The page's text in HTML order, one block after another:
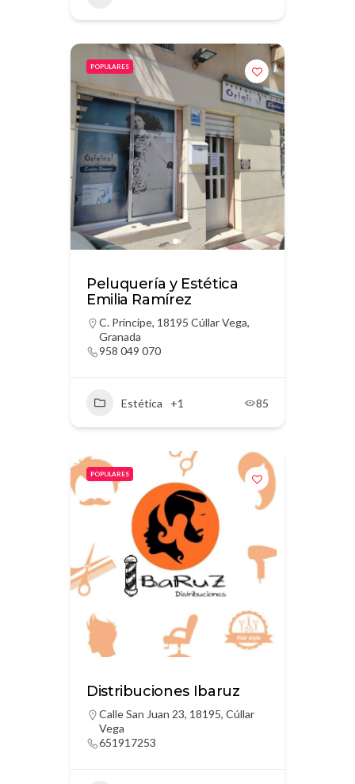
POPULARES
Peluquería y Estética
Emilia Ramírez
C. Principe, 18195 Cúllar Vega,
Granada
958 049 070
Estética +1 85
POPULARES
Distribuciones Ibaruz
Calle San Juan 23, 18195, Cúllar
Vega
651917253